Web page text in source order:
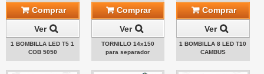
Comprar
Ver
1 BOMBILLA LED T5 1
COB 5050
Comprar
Ver
TORNILLO 14x150
para separador
Comprar
Ver
1 BOMBILLA 8 LED T10
CAMBUS